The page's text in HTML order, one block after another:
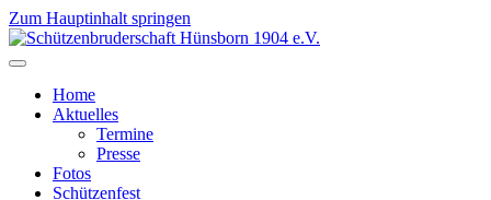
Zum Hauptinhalt springen
Home
Aktuelles
Termine
Presse
Fotos
Schützenfest